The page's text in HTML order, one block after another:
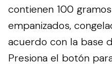
contienen 100
empanizados,
acuerdo con la base
Presiona el botón